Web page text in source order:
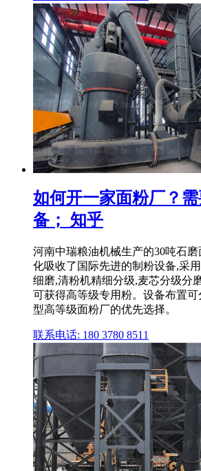
如何开一家面粉厂？
备； 知乎
河南中瑞粮油机械生产的30吨石
化吸收了国际先进的制粉设备,采
细磨,清粉机精细分级,麦芯分级分
可获得高等级专用粉。设备布置
型高等级面粉厂的优先选择。
联系电话: 180 3780 8511